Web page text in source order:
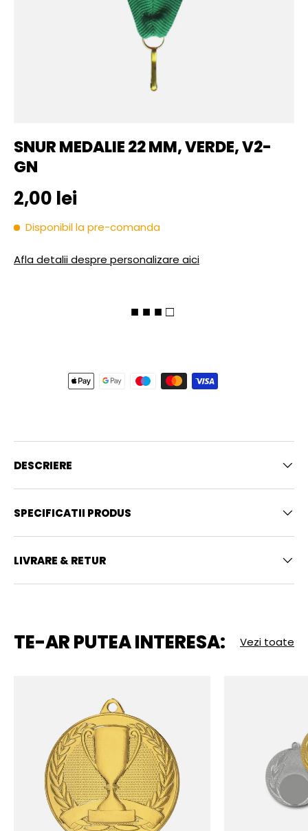
SNUR MEDALIE 22 MM, VERDE, V2-
GN
Pret initial
2,00 lei
Disponibil la pre-comanda
Afla detalii despre personalizare aici
■ ■ ■ □
DESCRIERE
SPECIFICATII PRODUS
LIVRARE & RETUR
TE-AR PUTEA INTERESA: Vezi toate